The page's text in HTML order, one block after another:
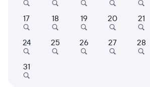
Когда
Кто едет
17 18 19 20 21
24 25 26 27 28
31